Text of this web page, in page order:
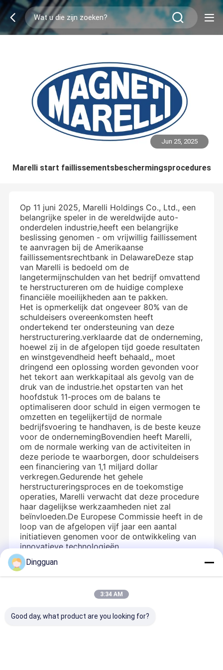
Jun 25, 2025
Marelli start faillissementsbeschermingsprocedures
Op 11 juni 2025, Marelli Holdings Co., Ltd., een
belangrijke speler in de wereldwijde auto-
onderdelen industrie,heeft een belangrijke
beslissing genomen - om vrijwillig faillissement
te aanvragen bij de Amerikaanse
faillissementsrechtbank in DelawareDeze stap
van Marelli is bedoeld om de
langetermijnschulden van het bedrijf omvattend
te herstructureren om de huidige complexe
financiële moeilijkheden aan te pakken.
Het is opmerkelijk dat ongeveer 80% van de
schuldeisers overeenkomsten heeft
ondertekend ter ondersteuning van deze
herstructurering.verklaarde dat de onderneming,
hoewel zij in de afgelopen tijd goede resultaten
en winstgevendheid heeft behaald,, moet
dringend een oplossing worden gevonden voor
het tekort aan werkkapitaal als gevolg van de
druk van de industrie.het opstarten van het
hoofdstuk 11-proces om de balans te
optimaliseren door schuld in eigen vermogen te
omzetten en tegelijkertijd de normale
bedrijfsvoering te handhaven, is de beste keuze
voor de ondernemingBovendien heeft Marelli,
om de normale werking van de activiteiten in
deze periode te waarborgen, door schuldeisers
een financiering van 1,1 miljard dollar
verkregen.Gedurende het gehele
herstructureringsproces en de toekomstige
operaties, Marelli verwacht dat deze procedure
haar dagelijkse werkzaamheden niet zal
beïnvloeden.De Europese Commissie heeft in de
loop van de afgelopen vijf jaar een aantal
initiatieven genomen voor de ontwikkeling van
innovatieve technologieën..
Dingguan
3:34 AM
Good day, what product are you looking for?